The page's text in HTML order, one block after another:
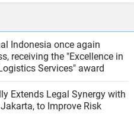
Indonesia once again
receiving the "Excellence in
Services" award
Extends Legal Synergy with
to Improve Risk